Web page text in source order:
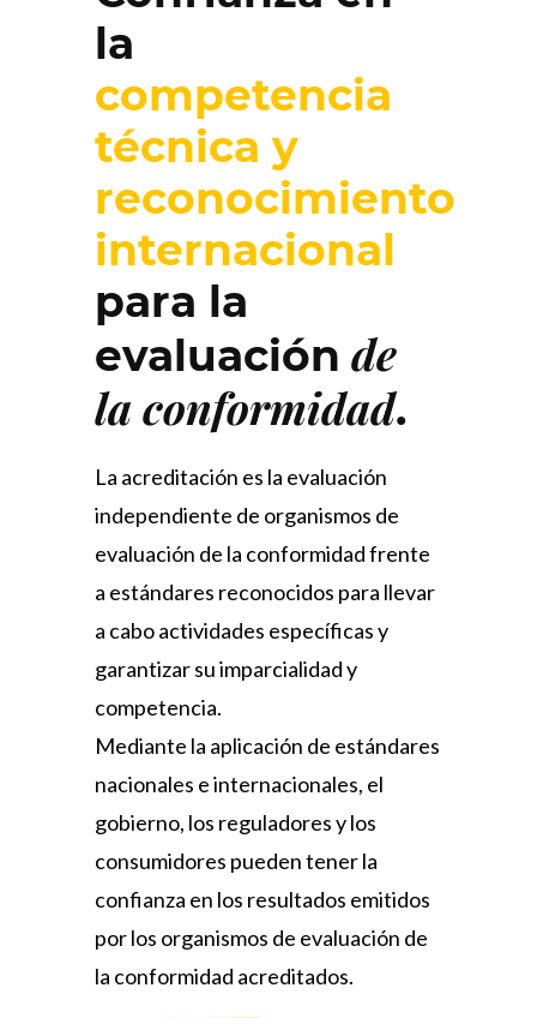
la
competencia
técnica y
reconocimiento
internacional
para la
evaluación de
la conformidad.
La acreditación es la evaluación
independiente de organismos de
evaluación de la conformidad frente
a estándares reconocidos para llevar
a cabo actividades específicas y
garantizar su imparcialidad y
competencia.
Mediante la aplicación de estándares
nacionales e internacionales, el
gobierno, los reguladores y los
consumidores pueden tener la
confianza en los resultados emitidos
por los organismos de evaluación de
la conformidad acreditados.